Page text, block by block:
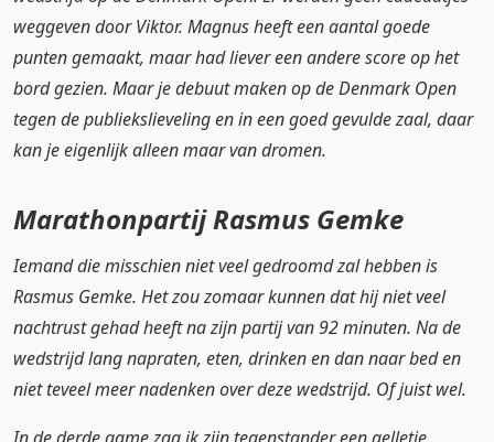
weggeven door Viktor. Magnus heeft een aantal goede
punten gemaakt, maar had liever een andere score op het
bord gezien. Maar je debuut maken op de Denmark Open
tegen de publiekslieveling en in een goed gevulde zaal, daar
kan je eigenlijk alleen maar van dromen.
Marathonpartij Rasmus Gemke
Iemand die misschien niet veel gedroomd zal hebben is
Rasmus Gemke. Het zou zomaar kunnen dat hij niet veel
nachtrust gehad heeft na zijn partij van 92 minuten. Na de
wedstrijd lang napraten, eten, drinken en dan naar bed en
niet teveel meer nadenken over deze wedstrijd. Of juist wel.